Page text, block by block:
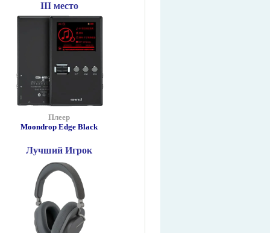
III место
Плеер
Moondrop Edge Black
Лучший Игрок